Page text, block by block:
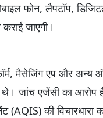
फोन, लैपटॉप,
जाएगी।
मैसेजिंग एप और अन्य
जांच एजेंसी का आरोप है
की विचारधारा